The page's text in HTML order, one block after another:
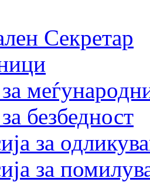
Секретар
безбедност
за
за